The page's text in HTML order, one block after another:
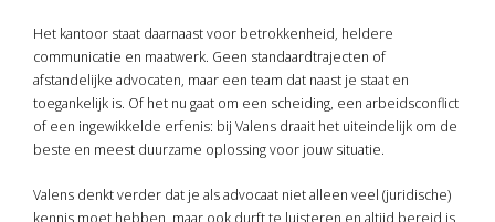
Het kantoor staat daarnaast voor betrokkenheid, heldere
communicatie en maatwerk. Geen standaardtrajecten of
afstandelijke advocaten, maar een team dat naast je staat en
toegankelijk is. Of het nu gaat om een scheiding, een arbeidsconflict
of een ingewikkelde erfenis: bij Valens draait het uiteindelijk om de
beste en meest duurzame oplossing voor jouw situatie.
Valens denkt verder dat je als advocaat niet alleen veel (juridische)